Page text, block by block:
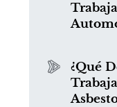
¿Qué